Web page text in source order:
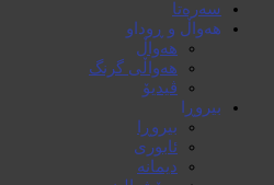
سەرەتا
هەواڵ و ڕوداو
هەواڵ
هەواڵی گرنگ
ڤیدیۆ
بیروڕا
بیروڕا
ئابوری
دیمانە